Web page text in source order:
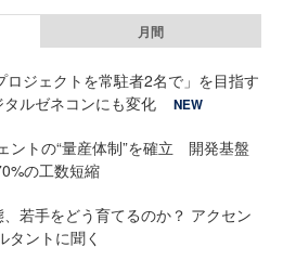
月間
ジェクトを常駐者2名で」を目指す
ルゼネコンにも変化
NEW
ントの“量産体制”を確立 開発基盤
の工数短縮
若手をどう育てるのか？ アクセン
タントに聞く